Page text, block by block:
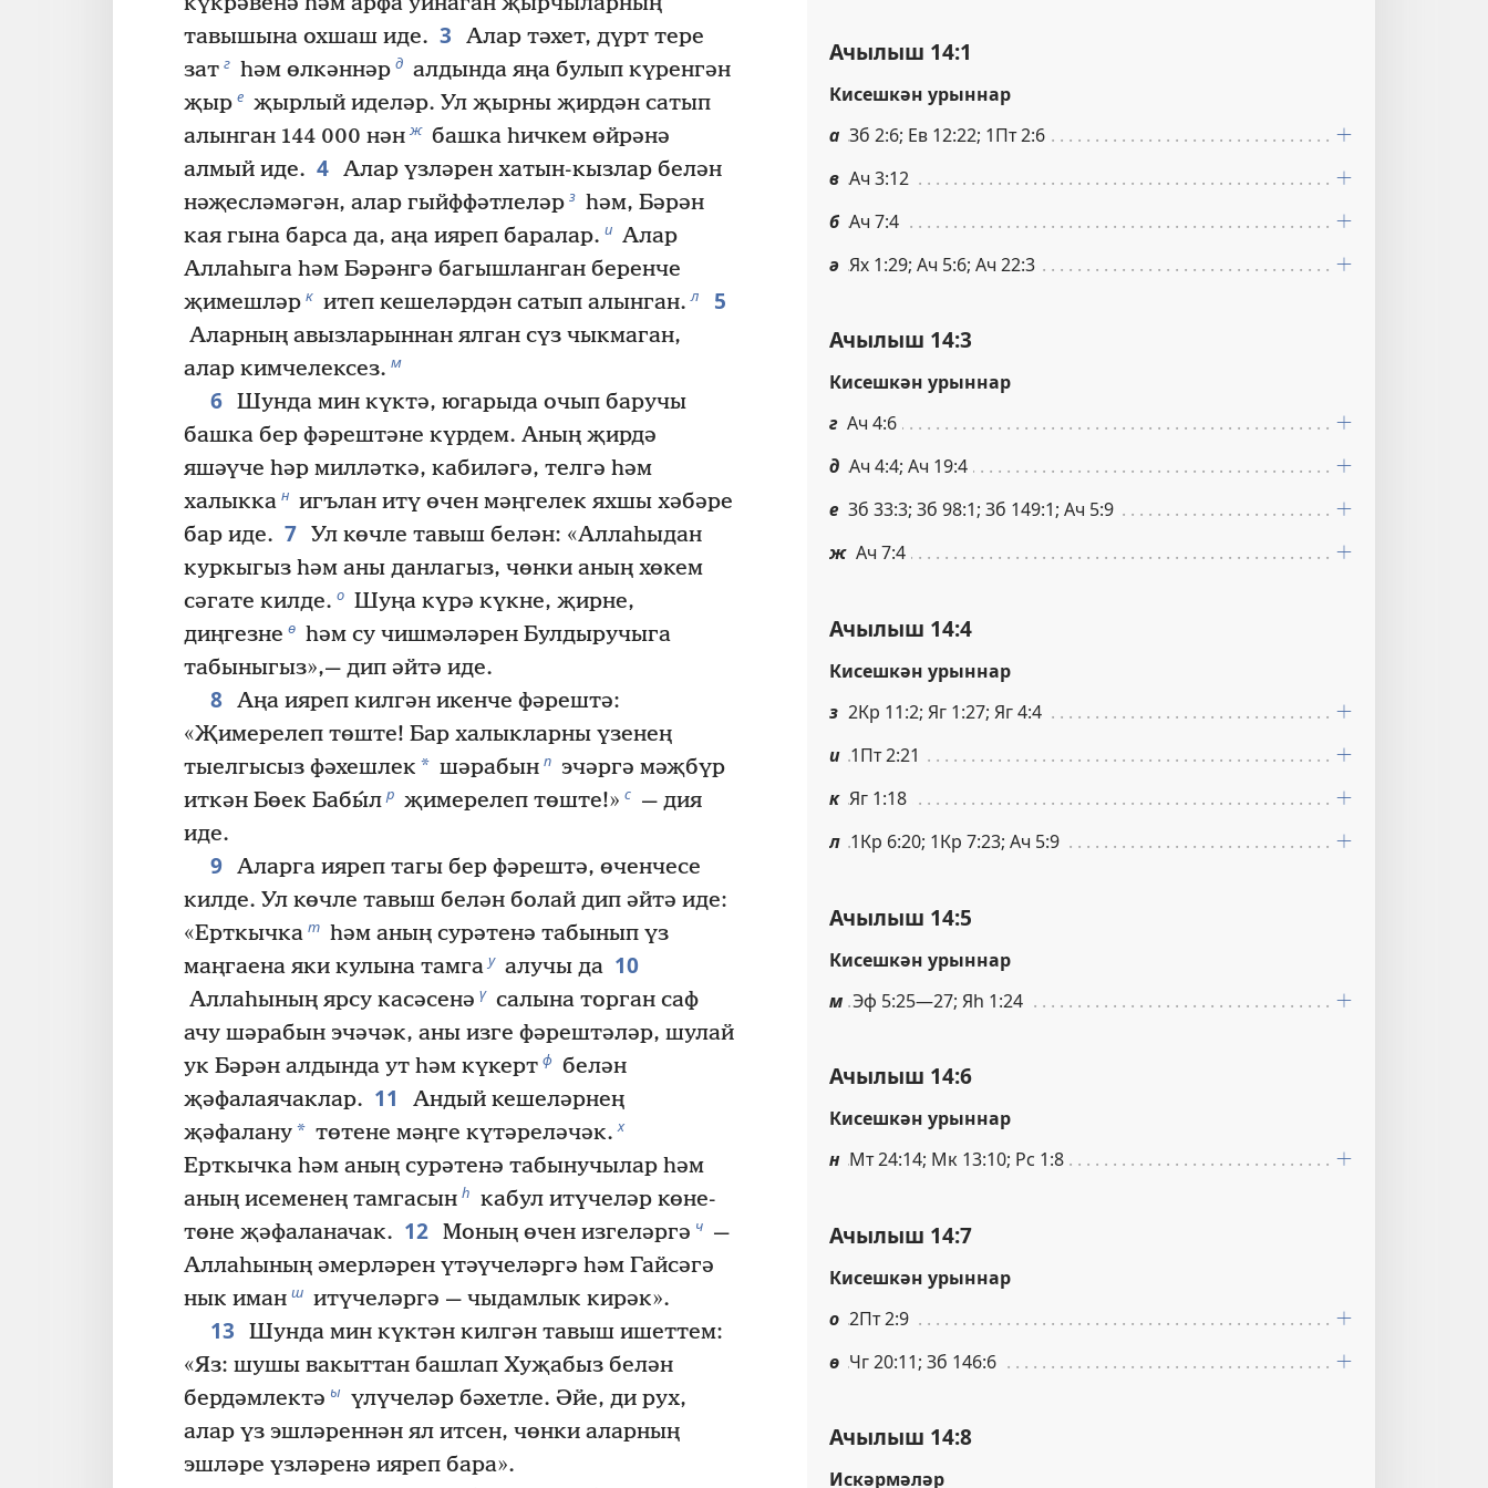
тавышына охшаш иде. 3
Алар тәхет, дүрт тере
зат г һәм өлкәннәр д алдында яңа булып күренгән
җыр е җырлый иделәр. Ул җырны җирдән сатып
алынган 144 000 нән ж башка һичкем өйрәнә
алмый иде. 4 Алар үзләрен хатын-кызлар белән
нәҗесләмәгән, алар гыйффәтлеләр з һәм, Бәрән
кая гына барса да, аңа ияреп баралар. и Алар
Аллаһыга һәм Бәрәнгә багышланган беренче
җимешләр к итеп кешеләрдән сатып алынган. л 5
Аларның авызларыннан ялган сүз чыкмаган,
алар кимчелексез. м
6 Шунда мин күктә, югарыда очып баручы
башка бер фәрештәне күрдем. Аның җирдә
яшәүче һәр милләткә, кабиләгә, телгә һәм
халыкка н игълан итү өчен мәңгелек яхшы хәбәре
бар иде. 7 Ул көчле тавыш белән: «Аллаһыдан
куркыгыз һәм аны данлагыз, чөнки аның хөкем
сәгате килде. о Шуңа күрә күкне, җирне,
диңгезне ө һәм су чишмәләрен Булдыручыга
табыныгыз»,— дип әйтә иде.
8 Аңа ияреп килгән икенче фәрештә:
«Җимерелеп төште! Бар халыкларны үзенең
тыелгысыз фәхешлек * шәрабын п эчәргә мәҗбүр
иткән Бөек Бабы́л р җимерелеп төште!» с — дия
иде.
9 Аларга ияреп тагы бер фәрештә, өченчесе
килде. Ул көчле тавыш белән болай дип әйтә иде:
«Ерткычка т һәм аның сурәтенә табынып үз
маңгаена яки кулына тамга у алучы да 10
Аллаһының ярсу касәсенә ү салына торган саф
ачу шәрабын эчәчәк, аны изге фәрештәләр, шулай
ук Бәрән алдында ут һәм күкерт ф белән
җәфалаячаклар. 11
Андый кешеләрнең
җәфалану* төтене мәңге күтәреләчәк. х
Ерткычка һәм аның сурәтенә табынучылар һәм
аның исеменең тамгасын һ кабул итүчеләр көне-
төне җәфаланачак. 12 Моның өчен изгеләргә ч —
Аллаһының әмерләрен үтәүчеләргә һәм Гайсәгә
нык иман ш итүчеләргә — чыдамлык кирәк».
13
Шунда мин күктән килгән тавыш ишеттем:
«Яз: шушы вакыттан башлап Хуҗабыз белән
бердәмлектә ы үлүчеләр бәхетле. Әйе, ди рух,
алар үз эшләреннән ял итсен, чөнки аларның
эшләре үзләренә ияреп бара».
Ачылыш 14:1
Кисешкән урыннар
а Зб 2:6; Ев 12:22; 1Пт 2:6
в Ач 3:12
б Ач 7:4
ә Ях 1:29; Ач 5:6; Ач 22:3
Ачылыш 14:3
Кисешкән урыннар
г Ач 4:6
д Ач 4:4; Ач 19:4
е Зб 33:3; Зб 98:1; Зб 149:1; Ач 5:9
ж Ач 7:4
Ачылыш 14:4
Кисешкән урыннар
з 2Кр 11:2; Яг 1:27; Яг 4:4
и 1Пт 2:21
к Яг 1:18
л 1Кр 6:20; 1Кр 7:23; Ач 5:9
Ачылыш 14:5
Кисешкән урыннар
м Эф 5:25—27; Яһ 1:24
Ачылыш 14:6
Кисешкән урыннар
н Мт 24:14; Мк 13:10; Рс 1:8
Ачылыш 14:7
Кисешкән урыннар
о 2Пт 2:9
ө Чг 20:11; Зб 146:6
Ачылыш 14:8
Искәрмәләр